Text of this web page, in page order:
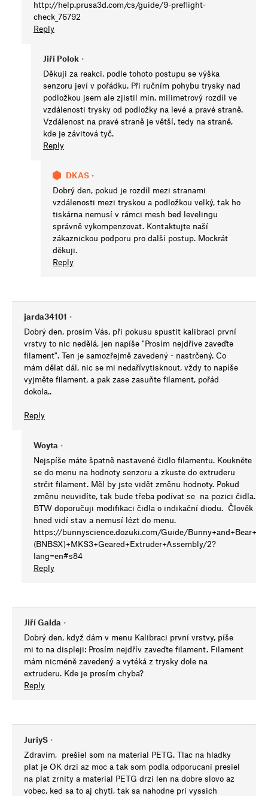
http://help.prusa3d.com/cs/guide/9-preflight-
check_76792
Reply
Jiří Polok •
Děkuji za reakci, podle tohoto postupu se výška
senzoru jeví v pořádku. Při ručním pohybu trysky nad
podložkou jsem ale zjistil min. milimetrový rozdíl ve
vzdálenosti trysky od podložky na levé a pravé straně.
Vzdálenost na pravé straně je větší, tedy na straně,
kde je závitová tyč.
Reply
DKAS •
Dobrý den, pokud je rozdíl mezi stranami
vzdálenosti mezi tryskou a podložkou velký, tak ho
tiskárna nemusí v rámci mesh bed levelingu
správně vykompenzovat. Kontaktujte naší
zákaznickou podporu pro další postup. Mockrát
děkuji.
Reply
jarda34101 •
Dobrý den, prosím Vás, při pokusu spustit kalibraci první
vrstvy to nic nedělá, jen napíše "Prosím nejdříve zaveďte
filament". Ten je samozřejmě zavedený - nastrčený. Co
mám dělat dál, nic se mi nedařívytisknout, vždy to napíše
vyjměte filament, a pak zase zasuňte filament, pořád
dokola..
Reply
Woyta •
Nejspíše máte špatně nastavené čidlo filamentu. Koukněte
se do menu na hodnoty senzoru a zkuste do extruderu
strčit filament. Měl by jste vidět změnu hodnoty. Pokud
změnu neuvidíte, tak bude třeba podívat se na pozici čidla.
BTW doporučuji modifikaci čidla o indikační diodu. Člověk
hned vidí stav a nemusí lézt do menu.
https://bunnyscience.dozuki.com/Guide/Bunny+and+Bear+
(BNBSX)+MKS3+Geared+Extruder+Assembly/2?
lang=en#s84
Reply
Jiří Galda •
Dobrý den, když dám v menu Kalibraci první vrstvy, píše
mi to na displeji: Prosím nejdřív zaveďte filament. Filament
mám nicméně zavedený a vytéká z trysky dole na
extruderu. Kde je prosím chyba?
Reply
JuriyS •
Zdravím, prešiel som na material PETG. Tlac na hladky
plat je OK drzi az moc a tak som podla odporucani presiel
na plat zrnity a material PETG drzi len na dobre slovo az
vobec, ked sa to aj chyti, tak sa nahodne pri vyssich